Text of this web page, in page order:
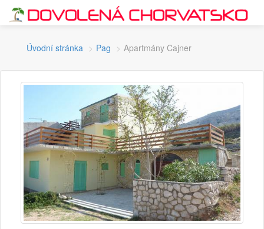
Úvodní stránka Pag Apartmány Cajner